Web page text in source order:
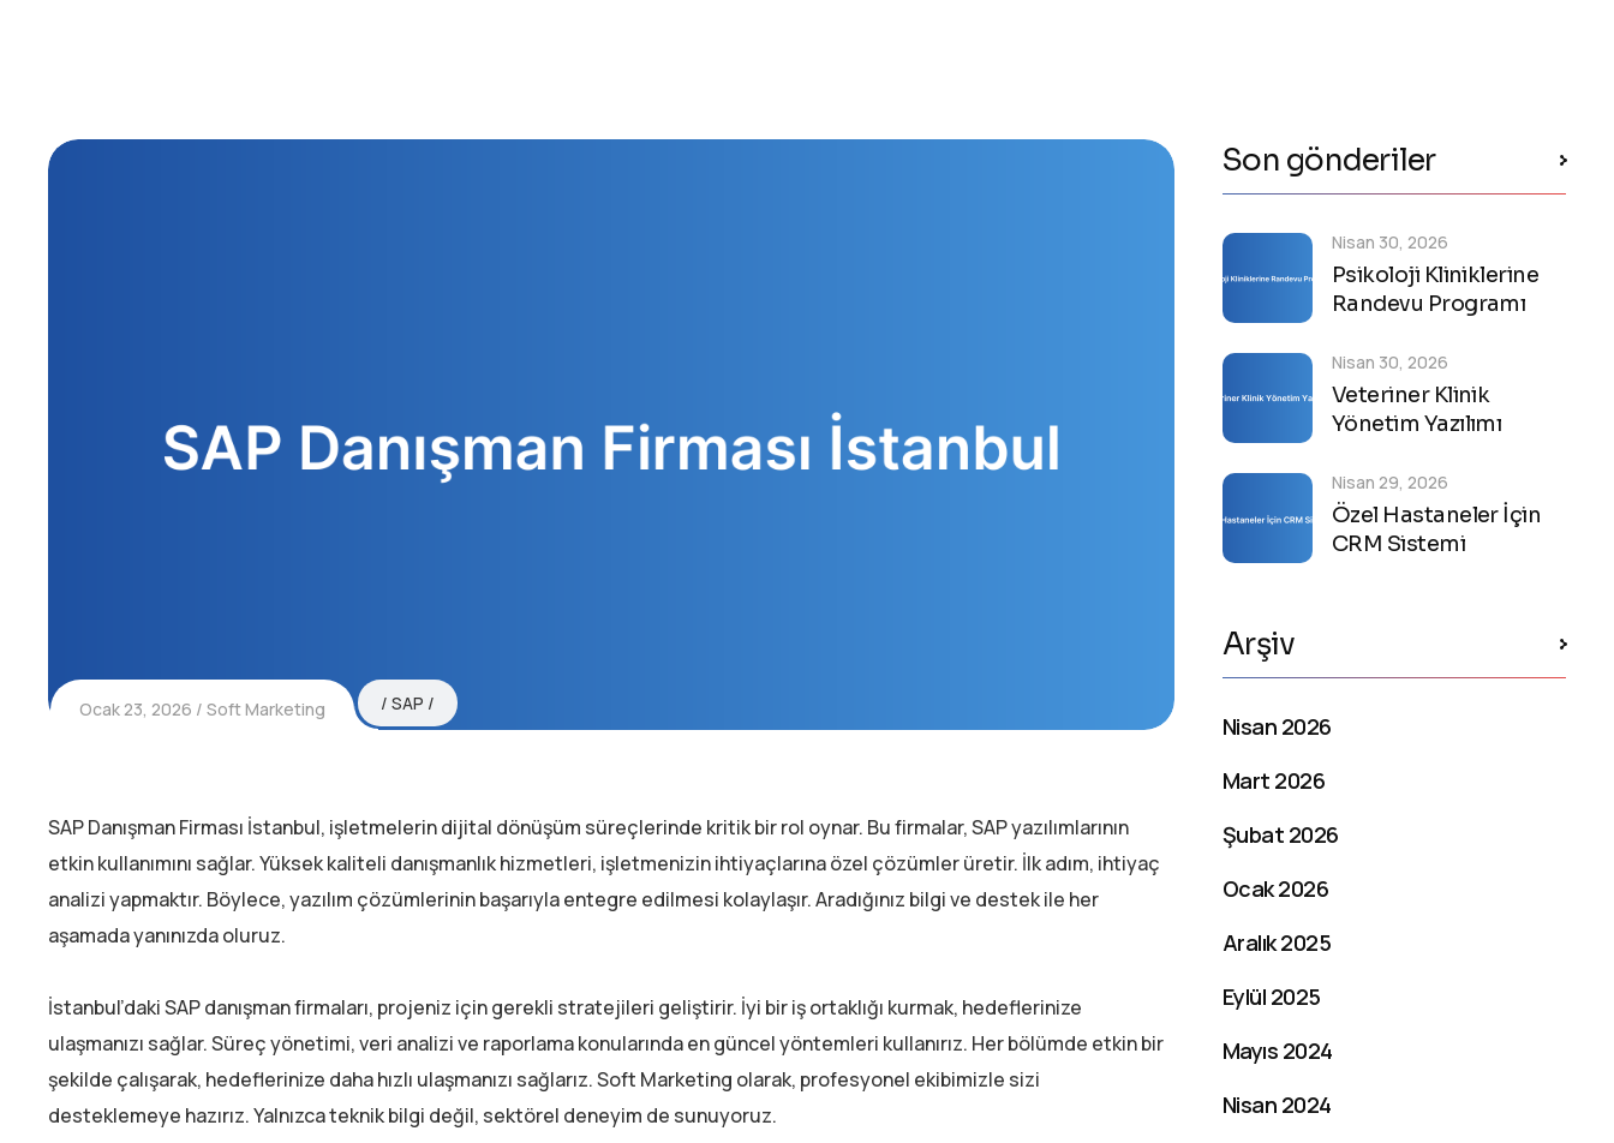
Ocak 23, 2026 Soft Marketing SAP
SAP Danışman Firması İstanbul, işletmelerin dijital dönüşüm süreçlerinde kritik bir rol oynar. Bu firmalar, SAP yazılımlarının
etkin kullanımını sağlar. Yüksek kaliteli danışmanlık hizmetleri, işletmenizin ihtiyaçlarına özel çözümler üretir. İlk adım, ihtiyaç
analizi yapmaktır. Böylece, yazılım çözümlerinin başarıyla entegre edilmesi kolaylaşır. Aradığınız bilgi ve destek ile her
aşamada yanınızda oluruz.
İstanbul’daki SAP danışman firmaları, projeniz için gerekli stratejileri geliştirir. İyi bir iş ortaklığı kurmak, hedeflerinize
ulaşmanızı sağlar. Süreç yönetimi, veri analizi ve raporlama konularında en güncel yöntemleri kullanırız. Her bölümde etkin bir
şekilde çalışarak, hedeflerinize daha hızlı ulaşmanızı sağlarız. Soft Marketing olarak, profesyonel ekibimizle sizi
desteklemeye hazırız. Yalnızca teknik bilgi değil, sektörel deneyim de sunuyoruz.
Son gönderiler
Psikoloji Kliniklerine
Randevu Programı
Nisan 30, 2026
Veteriner Klinik
Yönetim Yazılımı
Nisan 30, 2026
Özel Hastaneler İçin
CRM Sistemi
Nisan 29, 2026
Arşiv
Nisan 2026
Mart 2026
Şubat 2026
Ocak 2026
Aralık 2025
Eylül 2025
Mayıs 2024
Nisan 2024